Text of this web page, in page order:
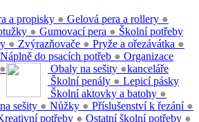
a propisky ● Gelová pera a rollery ●
● Gumovací pera ●
● Zvýrazňovače ● Pryže a ořezávátka ●
Náplně do psacích potřeb ●
●
Školní potřeby
Obaly na sešity ●
Školní penály ●
Školní aktovky a batohy ●
sešity ● Nůžky ● Příslušenství k řezání ●
potřeby ● Ostatní školní potřeby ●
Organizace
kanceláře
Lepicí pásky